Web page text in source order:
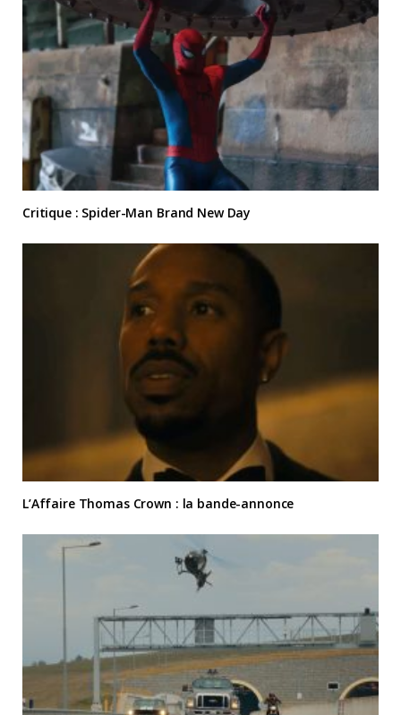
Critique : Spider-Man Brand New Day
L’Affaire Thomas Crown : la bande-annonce